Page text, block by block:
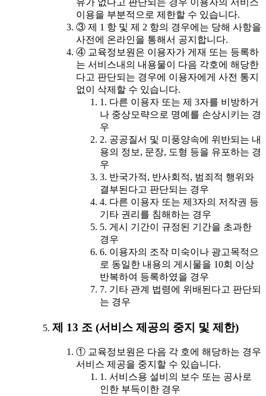
이용을 부분적으로 제한할 수 있습니다.
③ 제 1 항 및 제 2 항의 경우에는 당해 사항을
사전에 온라인을 통해서 공지합니다.
④ 교육정보원은 이용자가 게재 또는 등록하
는 서비스내의 내용물이 다음 각호에 해당한
다고 판단되는 경우에 이용자에게 사전 통지
없이 삭제할 수 있습니다.
1. 다른 이용자 또는 제 3자를 비방하거
나 중상모략으로 명예를 손상시키는 경
우
2. 공공질서 및 미풍양속에 위반되는 내
용의 정보, 문장, 도형 등을 유포하는 경
우
3. 반국가적, 반사회적, 범죄적 행위와
결부된다고 판단되는 경우
4. 다른 이용자 또는 제3자의 저작권 등
기타 권리를 침해하는 경우
5. 게시 기간이 규정된 기간을 초과한
경우
6. 이용자의 조작 미숙이나 광고목적으
로 동일한 내용의 게시물을 10회 이상
반복하여 등록하였을 경우
7. 기타 관계 법령에 위배된다고 판단되
는 경우
제 13 조 (서비스 제공의 중지 및 제한)
① 교육정보원은 다음 각 호에 해당하는 경우
서비스 제공을 중지할 수 있습니다.
1. 서비스용 설비의 보수 또는 공사로
인한 부득이한 경우